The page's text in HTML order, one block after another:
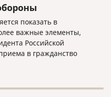
показать в
важные элементы,
Российской
в гражданство
службу в